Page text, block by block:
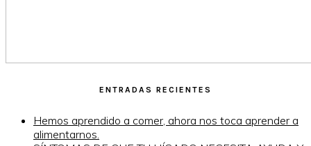
ENTRADAS RECIENTES
Hemos aprendido a comer, ahora nos toca aprender a
alimentarnos.